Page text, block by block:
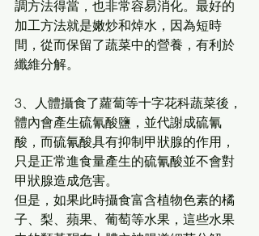
調方法得當，也非常容易消化。最好的
加工方法就是嫩炒和焯水，因為短時
間，從而保留了蔬菜中的營養，有利於
纖維分解。
3、人體攝食了蘿蔔等十字花科蔬菜後，
體內會產生硫氰酸鹽，並代謝成硫氰
酸，而硫氰酸具有抑制甲狀腺的作用，
只是正常進食量產生的硫氰酸並不會對
甲狀腺造成危害。
但是，如果此時攝食富含植物色素的橘
子、梨、蘋果、葡萄等水果，這些水果